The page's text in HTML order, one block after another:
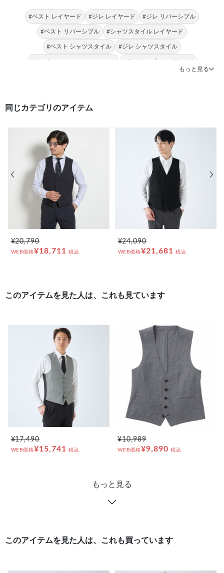
#ベスト レイヤード #ジレ レイヤード #ジレ リバーシブル
#ベスト リバーシブル #シャツスタイル レイヤード
#ベスト シャツスタイル #ジレ シャツスタイル
#ベスト JOHN PEARSE comfort #リバーシブル レイヤード
もっと見る
同じカテゴリのアイテム
¥20,790
WEB価格¥18,711 税込
¥24,090
WEB価格¥21,681 税込
前の画像
このアイテムを見た人は、これも見ています
¥17,490
WEB価格¥15,741 税込
¥10,989
WEB価格¥9,890 税込
もっと見る
このアイテムを見た人は、これも買っています